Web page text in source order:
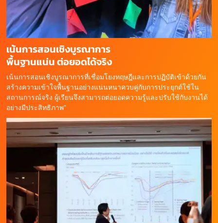
เน้นการสอนเชิงบูรณาการ
พื้นฐานแน่น ต่อยอดได้จริง
เน้นการสอนเชิงบูรณาการที่เชื่อมโยงทฤษฎีและการปฏิบัติเข้าด้วยกัน
สร้างความเข้าใจพื้นฐานอย่างแน่นหนาควบคู่กับการประยุกต์ใช้ใน
สถานการณ์จริง ผู้เรียนจึงสามารถต่อยอดความรู้และปรับใช้กับงานได้
อย่างมีประสิทธิภาพ”